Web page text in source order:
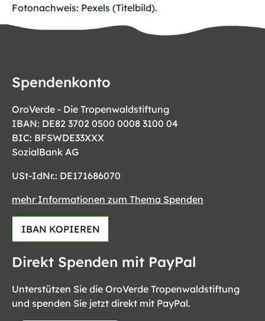
Fotonachweis: Pexels (Titelbild).
Spendenkonto
OroVerde - Die Tropenwaldstiftung
IBAN: DE82 3702 0500 0008 3100 04
BIC: BFSWDE33XXX
SozialBank AG
USt-IdNr.: DE171686070
mehr Informationen zum Thema Spenden
IBAN KOPIEREN
Direkt Spenden mit PayPal
Unterstützen Sie die OroVerde Tropenwaldstiftung
und spenden Sie jetzt direkt mit PayPal.